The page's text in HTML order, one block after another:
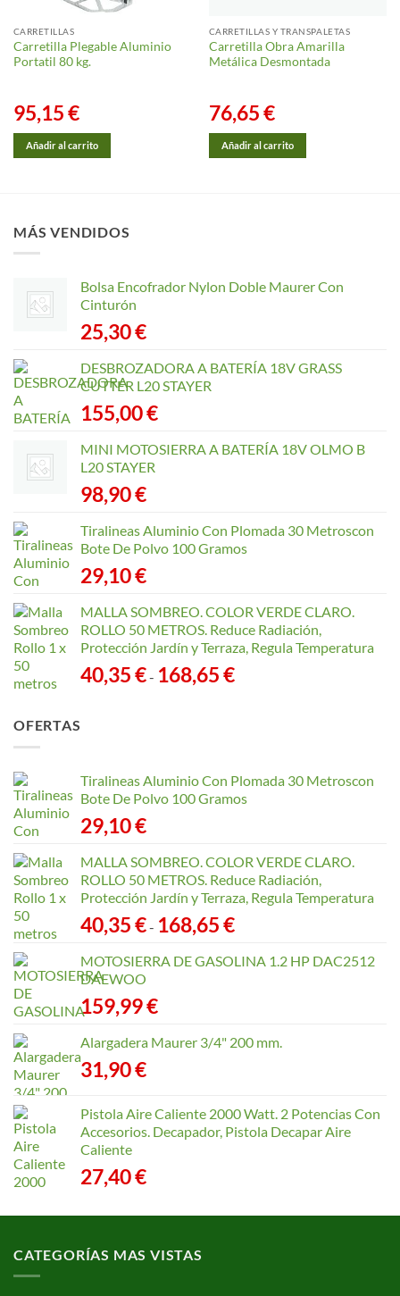
CARRETILLAS
Carretilla Plegable Aluminio
Portatil 80 kg.
95,15€
Añadir al carrito
CARRETILLAS Y TRANSPALETAS
Carretilla Obra Amarilla
Metálica Desmontada
76,65€
Añadir al carrito
MÁS VENDIDOS
Bolsa Encofrador Nylon Doble Maurer Con
Cinturón
25,30€
DESBROZADORA A BATERÍA 18V GRASS
CUTTER L20 STAYER
155,00€
MINI MOTOSIERRA A BATERÍA 18V OLMO B
L20 STAYER
98,90€
Tiralineas Aluminio Con Plomada 30 Metroscon
Bote De Polvo 100 Gramos
29,10€
MALLA SOMBREO. COLOR VERDE CLARO.
ROLLO 50 METROS. Reduce Radiación,
Protección Jardín y Terraza, Regula Temperatura
40,35€- 168,65€Rango
168,65 €
OFERTAS
Tiralineas Aluminio Con Plomada 30 Metroscon
Bote De Polvo 100 Gramos
29,10€
MALLA SOMBREO. COLOR VERDE CLARO.
ROLLO 50 METROS. Reduce Radiación,
Protección Jardín y Terraza, Regula Temperatura
40,35€- 168,65€Rango
precios:
MOTOSIERRA DE GASOLINA 1.2 HP DAC2512
DAEWOO
159,99€
Alargadera Maurer 3/4" 200 mm.
31,90€
Pistola Aire Caliente 2000 Watt. 2 Potencias Con
Accesorios. Decapador, Pistola Decapar Aire
Caliente
27,40€
CATEGORÍAS MAS VISTAS